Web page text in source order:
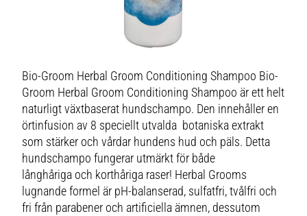
Bio-Groom Herbal Groom Conditioning Shampoo Bio-
Groom Herbal Groom Conditioning Shampoo är ett helt
naturligt växtbaserat hundschampo. Den innehåller en
örtinfusion av 8 speciellt utvalda botaniska extrakt
som stärker och vårdar hundens hud och päls. Detta
hundschampo fungerar utmärkt för både
långhåriga och korthåriga raser! Herbal Grooms
lugnande formel är pH-balanserad, sulfatfri, tvålfri och
fri från parabener och artificiella ämnen, dessutom